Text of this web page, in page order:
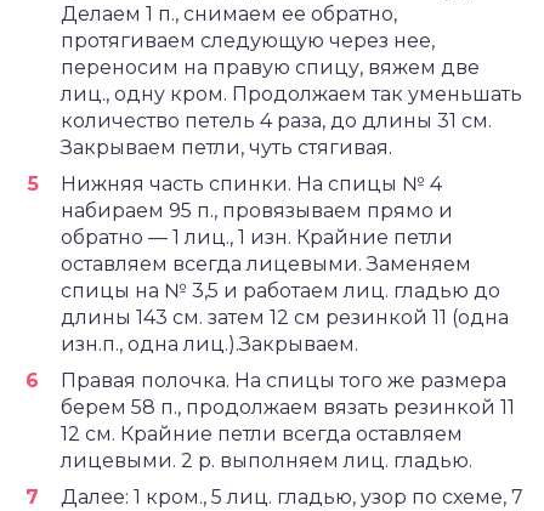
Делаем 1 п., снимаем ее обратно,
протягиваем следующую через нее,
переносим на правую спицу, вяжем две
лиц., одну кром. Продолжаем так уменьшать
количество петель 4 раза, до длины 31 см.
Закрываем петли, чуть стягивая.
Нижняя часть спинки. На спицы № 4
набираем 95 п., провязываем прямо и
обратно — 1 лиц., 1 изн. Крайние петли
оставляем всегда лицевыми. Заменяем
спицы на № 3,5 и работаем лиц. гладью до
длины 143 см. затем 12 см резинкой 11 (одна
изн.п., одна лиц.).Закрываем.
Правая полочка. На спицы того же размера
берем 58 п., продолжаем вязать резинкой 11
12 см. Крайние петли всегда оставляем
лицевыми. 2 р. выполняем лиц. гладью.
Далее: 1 кром., 5 лиц. гладью, узор по схеме, 7